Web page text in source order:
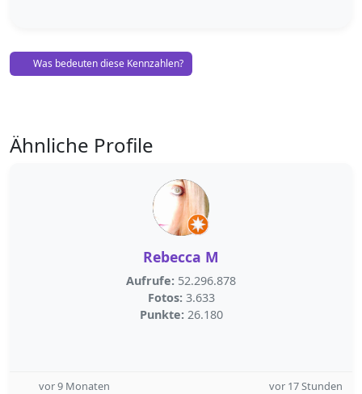
Was bedeuten diese Kennzahlen?
Ähnliche Profile
Rebecca M
Aufrufe: 52.296.878
Fotos: 3.633
Punkte: 26.180
vor 9 Monaten vor 17 Stunden